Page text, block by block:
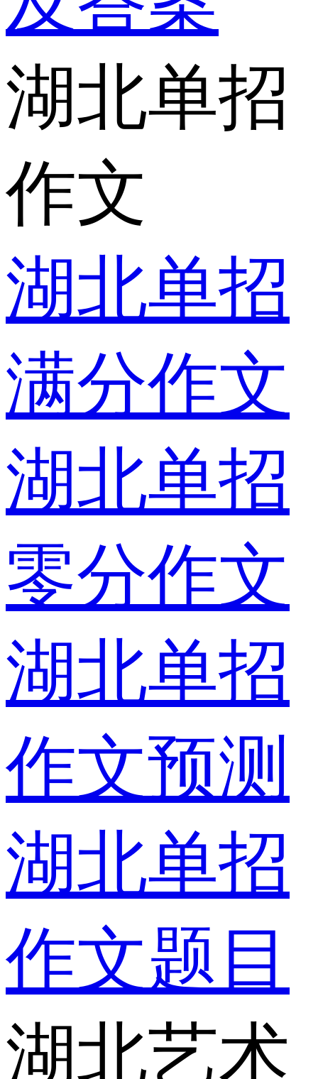
湖北单招
作文
湖北单招
满分作文
湖北单招
零分作文
湖北单招
作文预测
湖北单招
作文题目
湖北艺术